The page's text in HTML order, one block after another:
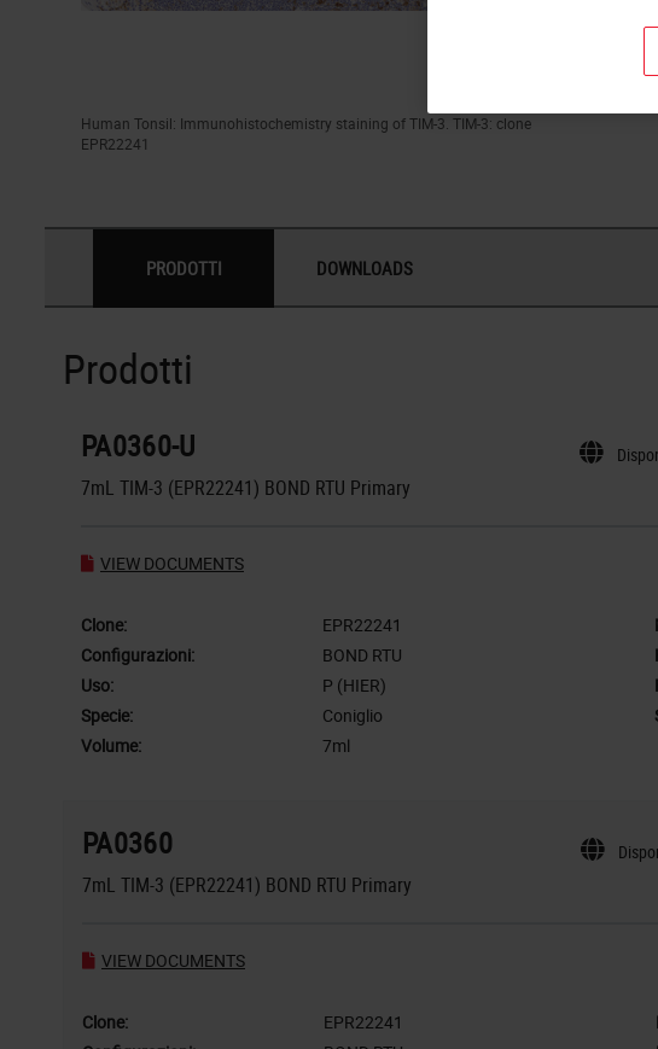
Human Tonsil: Immunohistochemistry staining of TIM-3. TIM-3: clone
EPR22241
TIM-3
PRODOTTI DOWNLOADS
Prodotti
PA0360-U
7mL TIM-3 (EPR22241) BOND RTU Primary
VIEW DOCUMENTS
Clone: EPR22241
Configurazioni:
BOND RTU
Uso:
P (HIER)
Specie:
Coniglio
Volume:
7ml
PA0360
7mL TIM-3 (EPR22241) BOND RTU Primary
VIEW DOCUMENTS
Clone: EPR22241